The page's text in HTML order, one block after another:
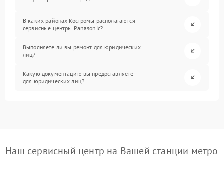
В каких районах Костромы располагаются
сервисные центры Panasonic?
Выполняете ли вы ремонт для юридических
лиц?
Какую документацию вы предоставляете
для юридических лиц?
Наш сервисный центр на Вашей станции метро